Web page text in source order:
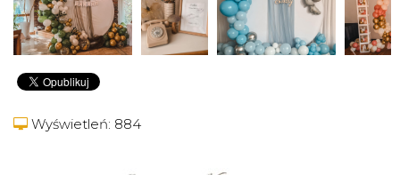
Wyświetleń: 884